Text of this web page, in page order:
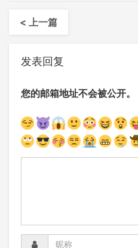
< 上一篇
发表回复
您的邮箱地址不会被公开。